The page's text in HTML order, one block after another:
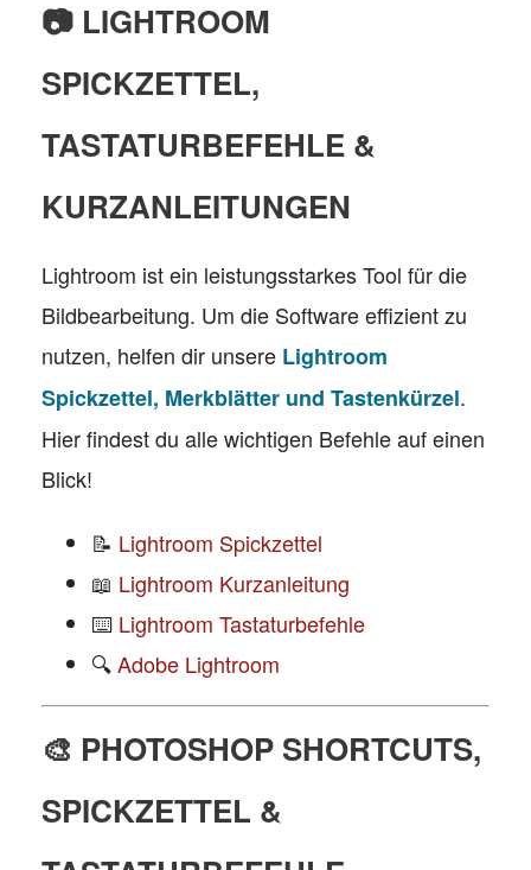
📷 LIGHTROOM
SPICKZETTEL,
TASTATURBEFEHLE &
KURZANLEITUNGEN
Lightroom ist ein leistungsstarkes Tool für die
Bildbearbeitung. Um die Software effizient zu
nutzen, helfen dir unsere Lightroom
Spickzettel, Merkblätter und Tastenkürzel.
Hier findest du alle wichtigen Befehle auf einen
Blick!
📝 Lightroom Spickzettel
📖 Lightroom Kurzanleitung
⌨️ Lightroom Tastaturbefehle
🔍Adobe Lightroom
🎨 PHOTOSHOP SHORTCUTS,
SPICKZETTEL &